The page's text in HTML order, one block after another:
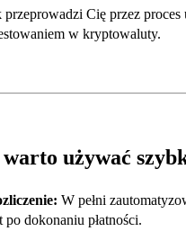
Cię przez
w kryptowaluty.
używać
W pełni
dokonaniu płatności.